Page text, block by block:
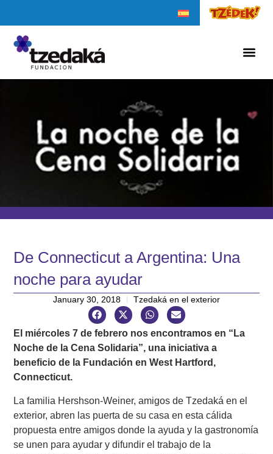
De Connecticut a Argentina: Una
noche para ayudar
January 30, 2018 Tzedaká en el exterior
El miércoles 7 de febrero nos encontramos en “La
Noche de la Cena Solidaria”, una iniciativa a
beneficio de la Fundación en West Hartford,
Connecticut.
La familia Hershson-Weiner, amigos de Tzedaká en el
exterior, abren las puerta de su casa en esta cálida
propuesta entre amigos donde la ayuda y la gastronomía
se unen para ayudar y difundir el trabajo de la